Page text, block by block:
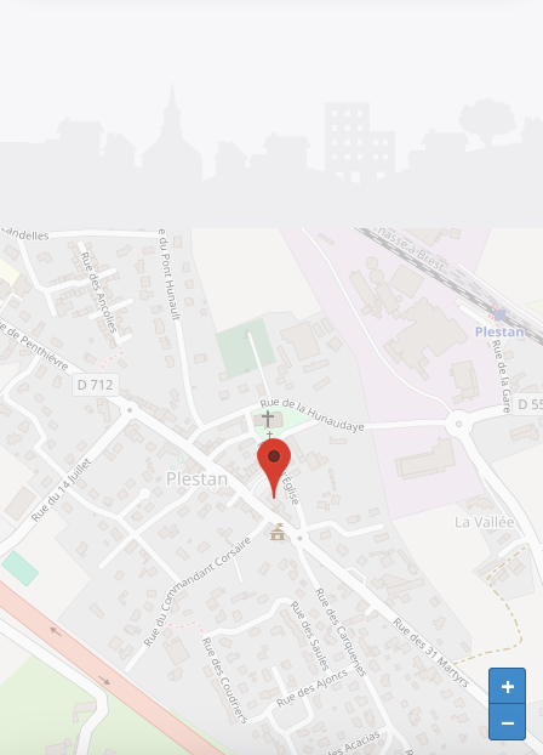
+
−
+
−